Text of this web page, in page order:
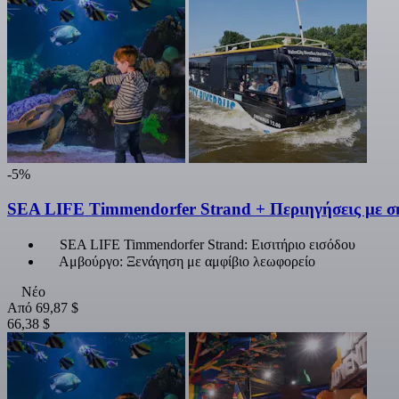
-5%
SEA LIFE Timmendorfer Strand + Περιηγήσεις με
SEA LIFE Timmendorfer Strand: Εισιτήριο εισόδου
Αμβούργο: Ξενάγηση με αμφίβιο λεωφορείο
Νέο
Από 69,87 $
66,38 $